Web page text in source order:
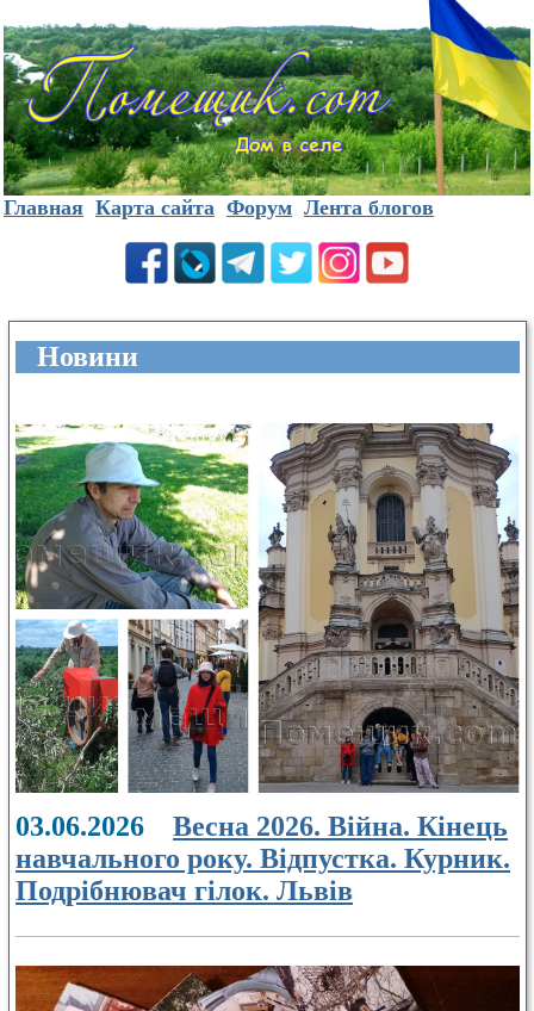
Главная Карта сайта Форум Лента блогов
Новини
03.06.2026 Весна 2026. Війна. Кінець
навчального року. Відпустка. Курник.
Подрібнювач гілок. Львів